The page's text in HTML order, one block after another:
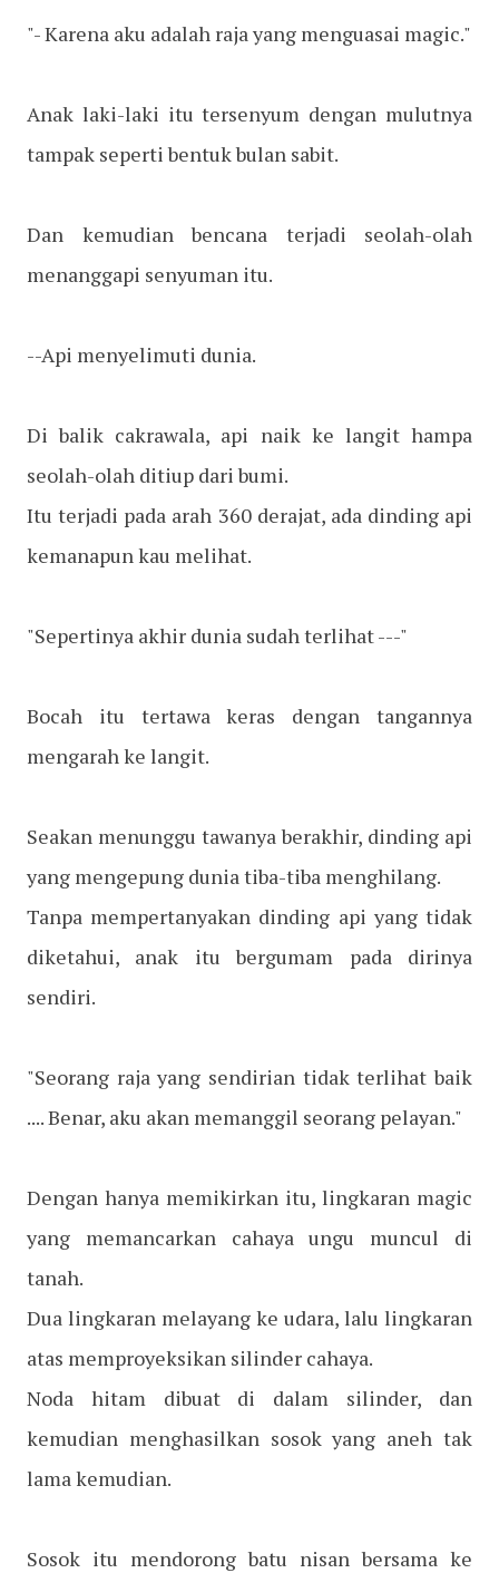
"- Karena aku adalah raja yang menguasai magic."
Anak laki-laki itu tersenyum dengan mulutnya
tampak seperti bentuk bulan sabit.
Dan kemudian bencana terjadi seolah-olah
menanggapi senyuman itu.
--Api menyelimuti dunia.
Di balik cakrawala, api naik ke langit hampa
seolah-olah ditiup dari bumi.
Itu terjadi pada arah 360 derajat, ada dinding api
kemanapun kau melihat.
"Sepertinya akhir dunia sudah terlihat ---"
Bocah itu tertawa keras dengan tangannya
mengarah ke langit.
Seakan menunggu tawanya berakhir, dinding api
yang mengepung dunia tiba-tiba menghilang.
Tanpa mempertanyakan dinding api yang tidak
diketahui, anak itu bergumam pada dirinya
sendiri.
"Seorang raja yang sendirian tidak terlihat baik
.... Benar, aku akan memanggil seorang pelayan."
Dengan hanya memikirkan itu, lingkaran magic
yang memancarkan cahaya ungu muncul di
tanah.
Dua lingkaran melayang ke udara, lalu lingkaran
atas memproyeksikan silinder cahaya.
Noda hitam dibuat di dalam silinder, dan
kemudian menghasilkan sosok yang aneh tak
lama kemudian.
Sosok itu mendorong batu nisan bersama ke